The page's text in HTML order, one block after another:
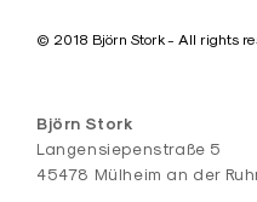
© 2018 Björn Stork - All rights
Björn Stork
Langensiepenstraße 5
45478 Mülheim an der